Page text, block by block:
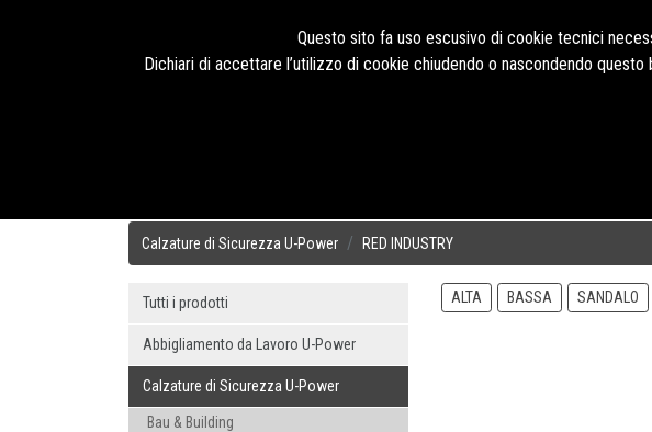
Calzature di Sicurezza U-Power RED INDUSTRY
Tutti i prodotti
Abbigliamento da Lavoro U-Power
Calzature di Sicurezza U-Power
Bau & Building
ALTA BASSA SANDALO
Questo sito fa uso escusivo di cookie tecnici
Dichiari di accettare l’utilizzo di cookie chiudendo o nascondendo